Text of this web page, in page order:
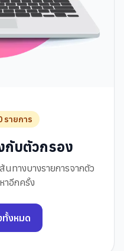
รายการ
บตัวกรอง
นทางบางรายการจากตัว
าอีกครั้ง
ทั้งหมด